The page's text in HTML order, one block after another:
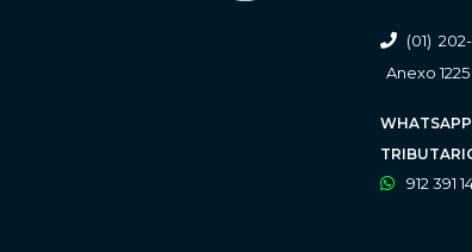
(01)
Anexo 1225
WHATSAPP
912 391